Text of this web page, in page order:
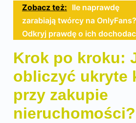
Zobacz też: Ile naprawdę
zarabiają twórcy na OnlyFans?
Odkryj prawdę o ich
Krok po kroku:
obliczyć ukryte
przy zakupie
nieruchomości?